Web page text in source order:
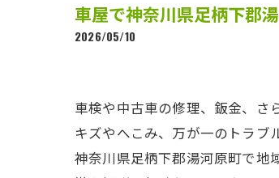
車屋で神奈川県足柄下郡
2026/05/10
車検や中古車の修理、鈑金、さ
キズやへこみ、万が一のトラブ
神奈川県足柄下郡湯河原町で地